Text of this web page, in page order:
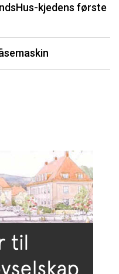
kjedens første